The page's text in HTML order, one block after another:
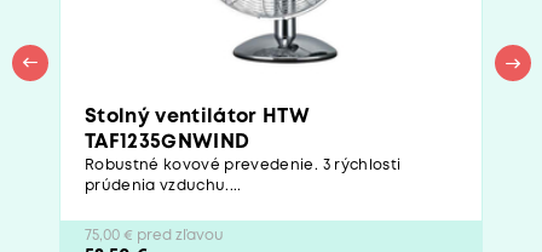
Stolný ventilátor HTW
TAF1235GNWIND
Robustné kovové prevedenie. 3 rýchlosti
prúdenia vzduchu....
75,00 € pred zľavou